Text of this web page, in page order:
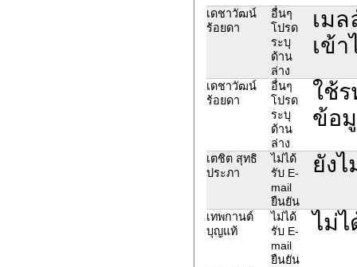
เดชาวัฒน์
ร้อยดา
อื่นๆ
โปรด
ระบุ
ด้าน
ล่าง
เม
เข้า
เดชาวัฒน์
ร้อยดา
อื่นๆ
โปรด
ระบุ
ด้าน
ล่าง
ใช้
ข้อ
เตชิต สุทธิ
ประภา
ไม่ได้
รับ E-
mail
ยืนยัน
ยัง
เทพกานต์
บุญแท้
ไม่ได้
รับ E-
mail
ยืนยัน
ไม่